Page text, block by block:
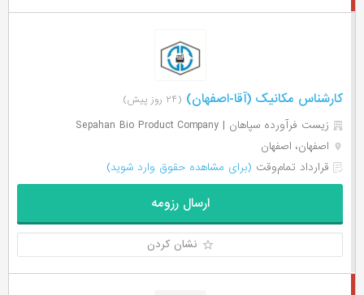
کارشناس مکانیک (آقا-اصفهان) (۲۴ روز پیش)
زیست فرآورده سپاهان | Sepahan Bio Product Company
اصفهان، اصفهان
قرارداد تمام‌وقت (برای مشاهده حقوق وارد شوید)
ارسال رزومه
نشان کردن